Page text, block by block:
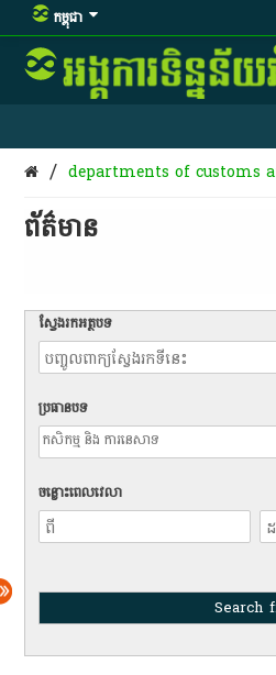
កម្ពុជា
/ departments of customs
ព័ត៌មាន​
ស្វែងរកអត្ថបទ
ប្រធានបទ
ចន្លោះពេលវេលា